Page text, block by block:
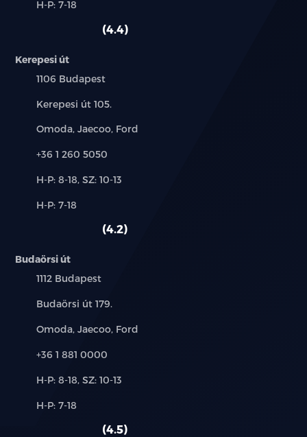
használt
Alkatrész,
H-P: 7-18
4.4
Kerepesi út
Település:
1106 Budapest
Cím:
Kerepesi út 105.
Márkák:
Omoda, Jaecoo, Ford
Telefon:
+36 1 260 5050
Új-
használt
H-P: 8-18, SZ: 10-13
Alkatrész,
H-P: 7-18
4.2
Budaörsi út
Település:
1112 Budapest
Cím:
Budaörsi út 179.
Márkák:
Omoda, Jaecoo, Ford
Telefon:
+36 1 881 0000
Új-
használt
H-P: 8-18, SZ: 10-13
Alkatrész,
H-P: 7-18
4.5